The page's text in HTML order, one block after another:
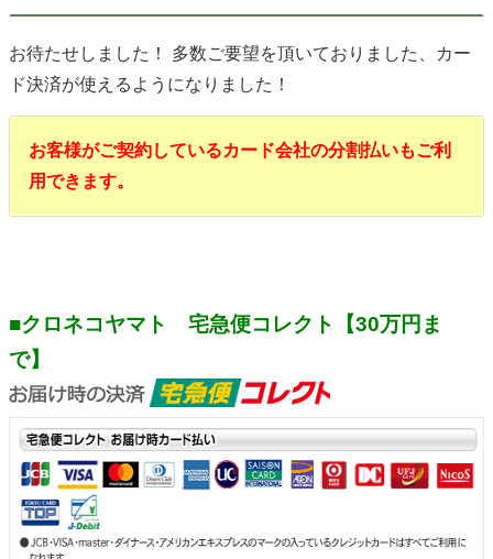
お待たせしました！ 多数ご要望を頂いておりました、カー
ド決済が使えるようになりました！
お客様がご契約しているカード会社の分割払いもご利
用できます。
■クロネコヤマト 宅急便コレクト【30万円ま
で】